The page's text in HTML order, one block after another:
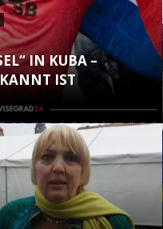
IN KUBA –
IST